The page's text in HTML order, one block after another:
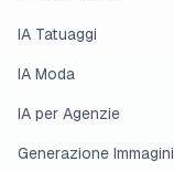
IA Tatuaggi
IA Moda
IA per Agenzie
Generazione Immagini